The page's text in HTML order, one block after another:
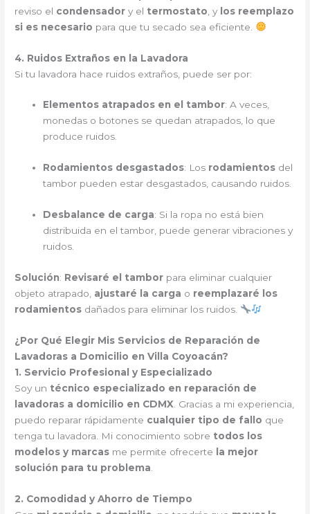
reviso el condensador y el termostato , y los reemplazo
si es necesario para que tu secado sea eficiente.
4. Ruidos Extraños en la Lavadora
Si tu lavadora hace ruidos extraños, puede ser por:
Elementos atrapados en el tambor: A veces,
monedas o botones se quedan atrapados, lo que
produce ruidos.
Rodamientos desgastados: Los rodamientos del
tambor pueden estar desgastados, causando ruidos.
Desbalance de carga: Si la ropa no está bien
distribuida en el tambor, puede generar vibraciones y
ruidos.
Solución: Revisaré el tambor para eliminar cualquier
objeto atrapado, ajustaré la carga o reemplazaré los
rodamientos dañados para eliminar los ruidos.
¿Por Qué Elegir Mis Servicios de Reparación de
Lavadoras a Domicilio en Villa Coyoacán?
1. Servicio Profesional y Especializado
Soy un técnico especializado en reparación de
lavadoras a domicilio en CDMX . Gracias a mi experiencia,
puedo reparar rápidamente cualquier tipo de fallo que
tenga tu lavadora. Mi conocimiento sobre todos los
modelos y marcas me permite ofrecerte
la mejor
solución para tu problema
2. Comodidad y Ahorro de Tiempo